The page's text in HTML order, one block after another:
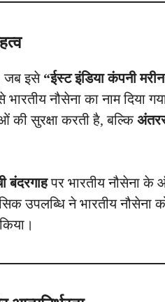
जब इसे “ईस्ट इंडिया कंपनी
नौसेना का नाम दिया
की सुरक्षा करती है, बल्कि
बंदरगाहपर भारतीय नौसेना के
उपलब्धि ने भारतीय नौसेना